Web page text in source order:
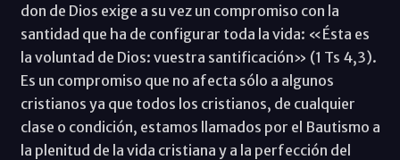
don de Dios exige a su vez un compromiso con la
santidad que ha de configurar toda la vida: «Ésta es
la voluntad de Dios: vuestra santificación» (1 Ts 4,3).
Es un compromiso que no afecta sólo a algunos
cristianos ya que todos los cristianos, de cualquier
clase o condición, estamos llamados por el Bautismo a
la plenitud de la vida cristiana y a la perfección del